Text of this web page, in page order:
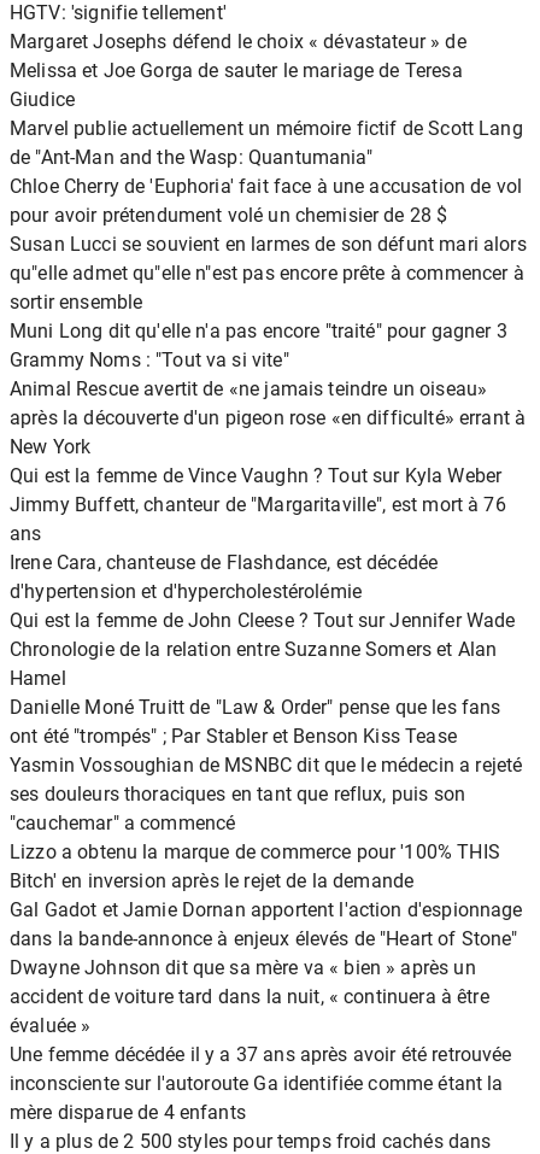
HGTV: 'signifie tellement'
Margaret Josephs défend le choix « dévastateur » de
Melissa et Joe Gorga de sauter le mariage de Teresa
Giudice
Marvel publie actuellement un mémoire fictif de Scott Lang
de "Ant-Man and the Wasp: Quantumania"
Chloe Cherry de 'Euphoria' fait face à une accusation de vol
pour avoir prétendument volé un chemisier de 28 $
Susan Lucci se souvient en larmes de son défunt mari alors
qu"elle admet qu"elle n"est pas encore prête à commencer à
sortir ensemble
Muni Long dit qu'elle n'a pas encore "traité" pour gagner 3
Grammy Noms : "Tout va si vite"
Animal Rescue avertit de «ne jamais teindre un oiseau»
après la découverte d'un pigeon rose «en difficulté» errant à
New York
Qui est la femme de Vince Vaughn ? Tout sur Kyla Weber
Jimmy Buffett, chanteur de "Margaritaville", est mort à 76
ans
Irene Cara, chanteuse de Flashdance, est décédée
d'hypertension et d'hypercholestérolémie
Qui est la femme de John Cleese ? Tout sur Jennifer Wade
Chronologie de la relation entre Suzanne Somers et Alan
Hamel
Danielle Moné Truitt de "Law & Order" pense que les fans
ont été "trompés" ; Par Stabler et Benson Kiss Tease
Yasmin Vossoughian de MSNBC dit que le médecin a rejeté
ses douleurs thoraciques en tant que reflux, puis son
"cauchemar" a commencé
Lizzo a obtenu la marque de commerce pour '100% THIS
Bitch' en inversion après le rejet de la demande
Gal Gadot et Jamie Dornan apportent l'action d'espionnage
dans la bande-annonce à enjeux élevés de "Heart of Stone"
Dwayne Johnson dit que sa mère va « bien » après un
accident de voiture tard dans la nuit, « continuera à être
évaluée »
Une femme décédée il y a 37 ans après avoir été retrouvée
inconsciente sur l'autoroute Ga identifiée comme étant la
mère disparue de 4 enfants
Il y a plus de 2 500 styles pour temps froid cachés dans